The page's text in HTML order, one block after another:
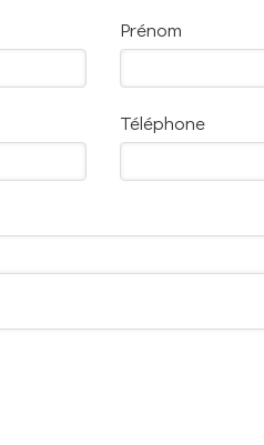
Prénom
Téléphone